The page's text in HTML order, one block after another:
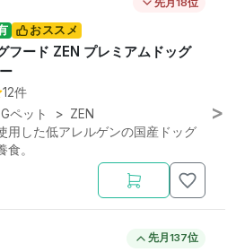
おススメ
フード ZEN プレミアムドッグ
12件
ペット > ZEN
用した低アレルゲンの国産ドッグ
。
先月137位